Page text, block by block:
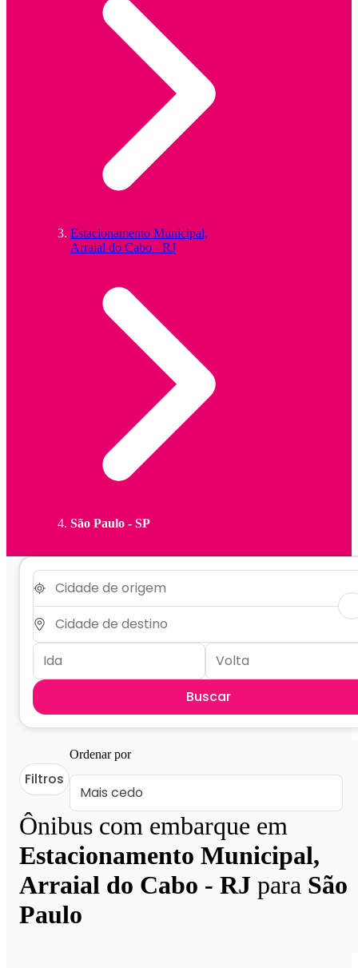
Estacionamento Municipal,
Arraial do Cabo - RJ
São Paulo - SP
Buscar
Ônibus com embarque em
Estacionamento Municipal,
Arraial do Cabo - RJ para São
Paulo
Filtros
Ordenar por